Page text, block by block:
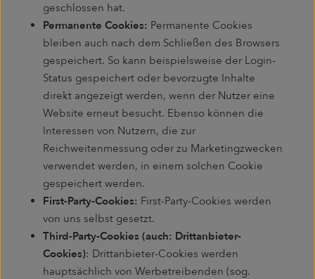
geschlossen hat.
Permanente Cookies: Permanente Cookies
bleiben auch nach dem Schließen des Browsers
gespeichert. So kann beispielsweise der Login-
Status gespeichert oder bevorzugte Inhalte
direkt angezeigt werden, wenn der Nutzer eine
Website erneut besucht. Ebenso können die
Interessen von Nutzern, die zur
Reichweitenmessung oder zu Marketingzwecken
verwendet werden, in einem solchen Cookie
gespeichert werden.
First-Party-Cookies: First-Party-Cookies werden
von uns selbst gesetzt.
Third-Party-Cookies (auch: Drittanbieter-
Cookies): Drittanbieter-Cookies werden
hauptsächlich von Werbetreibenden (sog.